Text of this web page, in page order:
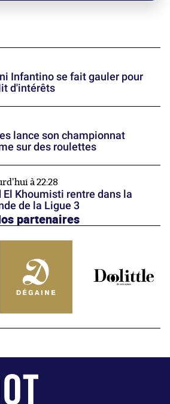
Infantino se fait gauler pour
d'intérêts
lance son championnat
sur des roulettes
à 22:28
El Khoumisti rentre dans la
de la Ligue 3
partenaires